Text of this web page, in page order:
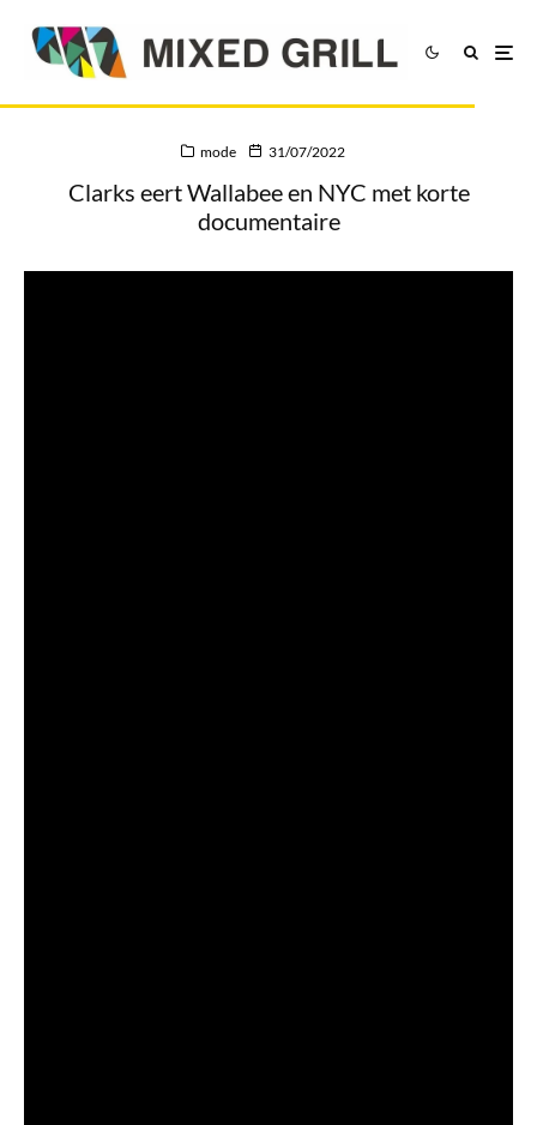
mode 31/07/2022
Clarks eert Wallabee en NYC met korte
documentaire